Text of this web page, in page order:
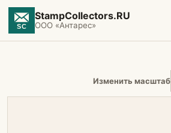
StampCollectors.RU
ООО «Антарес»
Изменить масштаб